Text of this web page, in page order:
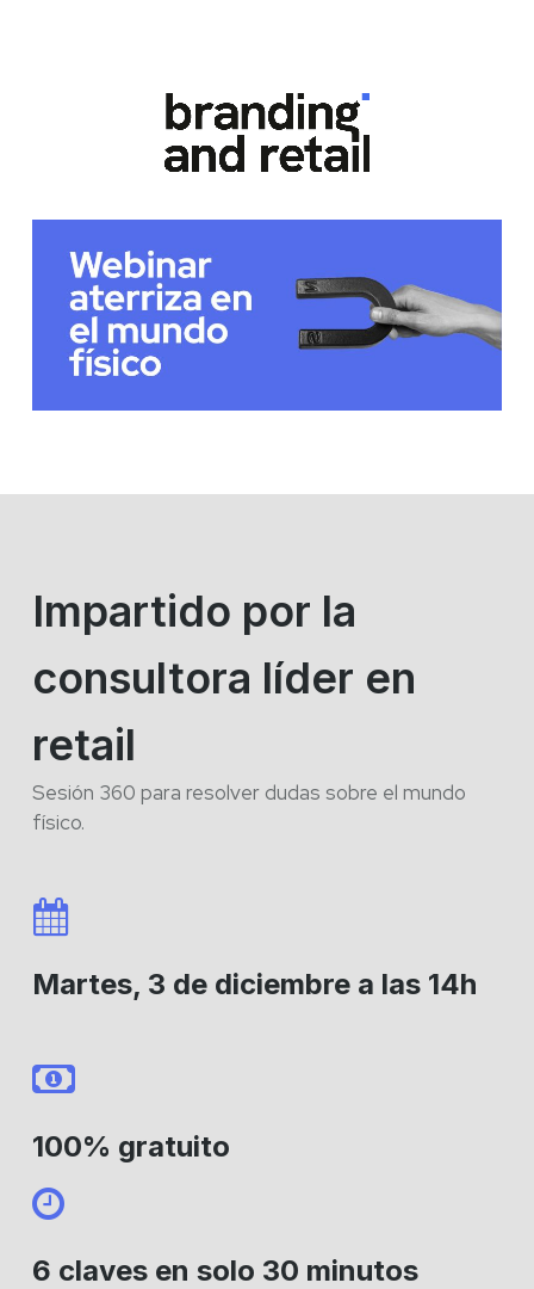
Impartido por la
consultora líder en
retail
Sesión 360 para resolver dudas sobre el mundo
físico.
Martes, 3 de diciembre a las 14h
100% gratuito
6 claves en solo 30 minutos